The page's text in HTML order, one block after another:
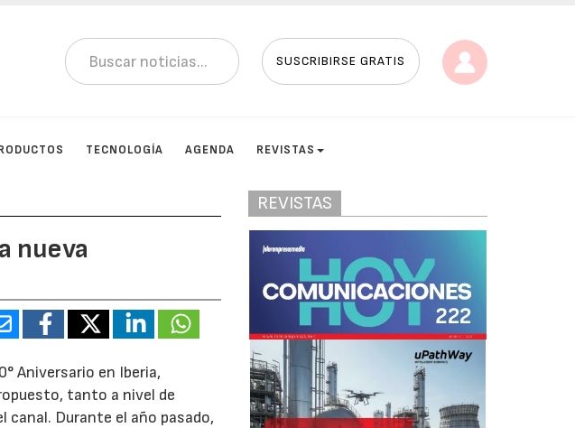
SUSCRIBIRSE GRATIS
TECNOLOGÍA AGENDA REVISTAS
nueva
Aniversario en Iberia,
tanto a nivel de
Durante el año pasado,
REVISTAS